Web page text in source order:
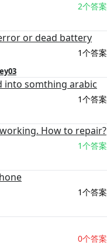
2个答案
or dead battery
1个答案
into somthing arabic
1个答案
How to repair?
1个答案
1个答案
0个答案